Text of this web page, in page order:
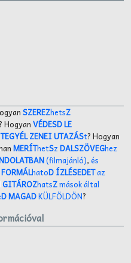
SZEREZhetsZ
HogyanVÉDESD LE
TEGYÉL ZENEI UTAZÁSt? Hogyan
MERÍThetSzDALSZÖVEGhez
(filmajánló),és
FORMÁLhatoD ÍZLÉSEDETaz
GITÁROZhatsZmások által
D MAGADKÜLFÖLDÖN?